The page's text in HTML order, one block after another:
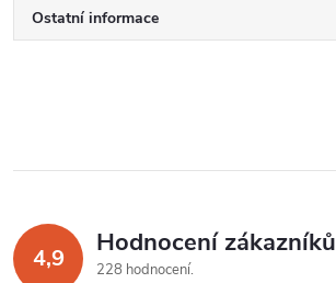
Ostatní informace
4,9 Hodnocení zákazníků
228 hodnocení